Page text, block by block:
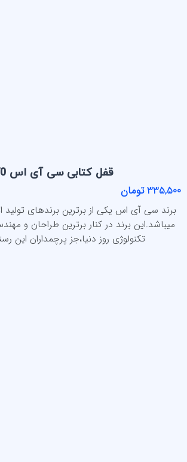
قفل کتابی سی آی اس 70
335,500 تومان
برند سی آی اس یکی از برترین برندهای تولید
میباشد.این برند در کنار برترین طراحان و
تکنولوژی روز دنیا،جز پرچمداران این